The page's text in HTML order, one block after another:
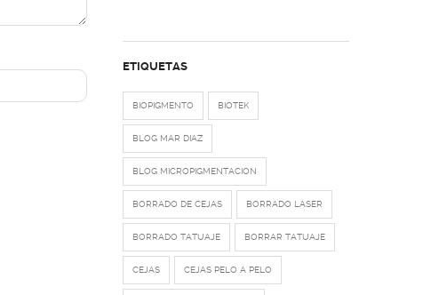
ETIQUETAS
BIOPIGMENTO BIOTEK
BLOG MAR DIAZ
BLOG MICROPIGMENTACION
BORRADO DE CEJAS BORRADO LASER
BORRADO TATUAJE BORRAR TATUAJE
CEJAS CEJAS PELO A PELO